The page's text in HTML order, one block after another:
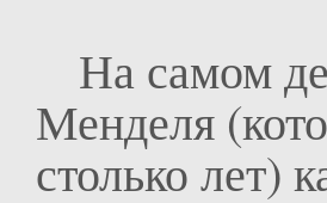
На самом
Менделя
столько лет)